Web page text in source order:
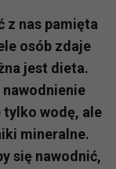
z nas pamięta
osób zdaje
jest dieta.
wodę, ale
mineralne.
się nawodnić,